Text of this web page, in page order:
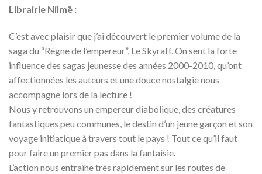
Librairie Nilmë :
C’est avec plaisir que j’ai découvert le premier volume de la
saga du “Règne de l’empereur”, Le Skyraff. On sent la forte
influence des sagas jeunesse des années 2000-2010, qu’ont
affectionnées les auteurs et une douce nostalgie nous
accompagne lors de la lecture !
Nous y retrouvons un empereur diabolique, des créatures
fantastiques peu communes, le destin d’un jeune garçon et son
voyage initiatique à travers tout le pays ! Tout ce qu’il faut
pour faire un premier pas dans la fantaisie.
L’action nous entraîne très rapidement sur les routes de